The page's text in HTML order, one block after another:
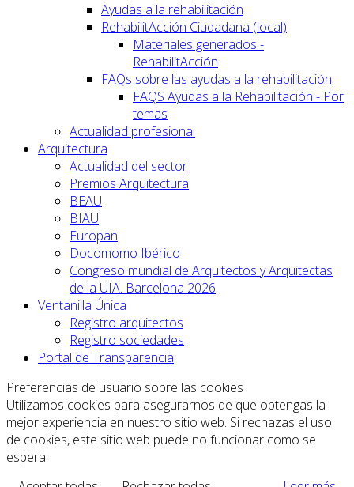
Ayudas a la rehabilitación
RehabilitAcción Ciudadana (local)
Materiales generados -
RehabilitAcción
FAQs sobre las ayudas a la rehabilitación
FAQS Ayudas a la Rehabilitación - Por
temas
Actualidad profesional
Arquitectura
Actualidad del sector
Premios Arquitectura
BEAU
BIAU
Europan
Docomomo Ibérico
Congreso mundial de Arquitectos y Arquitectas
de la UIA. Barcelona 2026
Ventanilla Única
Registro arquitectos
Registro sociedades
Portal de Transparencia
Preferencias de usuario sobre las cookies
Utilizamos cookies para asegurarnos de que obtengas la
mejor experiencia en nuestro sitio web. Si rechazas el uso
de cookies, este sitio web puede no funcionar como se
espera.